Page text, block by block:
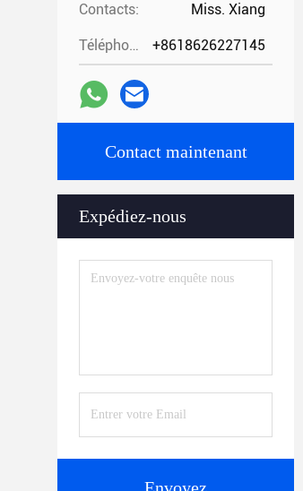
Contacts: Miss. Xiang
Téléphone: +8618626227145
Contact maintenant
Expédiez-nous